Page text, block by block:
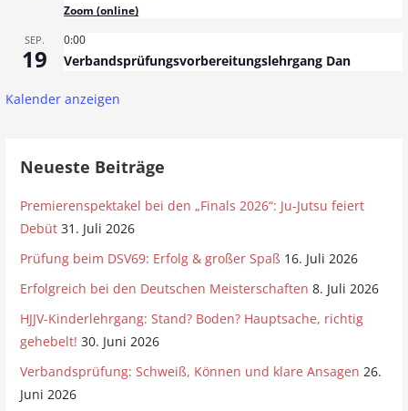
Zoom (online)
SEP.
19
0:00
Verbandsprüfungsvorbereitungslehrgang Dan
Kalender anzeigen
Neueste Beiträge
Premierenspektakel bei den „Finals 2026“: Ju-Jutsu feiert
Debüt 31. Juli 2026
Prüfung beim DSV69: Erfolg & großer Spaß 16. Juli 2026
Erfolgreich bei den Deutschen Meisterschaften 8. Juli 2026
HJJV-Kinderlehrgang: Stand? Boden? Hauptsache, richtig
gehebelt! 30. Juni 2026
Verbandsprüfung: Schweiß, Können und klare Ansagen 26.
Juni 2026